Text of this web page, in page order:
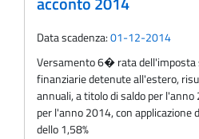
Data scadenza:01-12-2014
Versamento 6� rata
finanziarie detenute all'estero,
annuali, a titolo di saldo per
per l'anno 2014, con
dello 1,58%